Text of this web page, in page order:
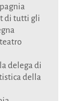
di tutti gli
delega di
della